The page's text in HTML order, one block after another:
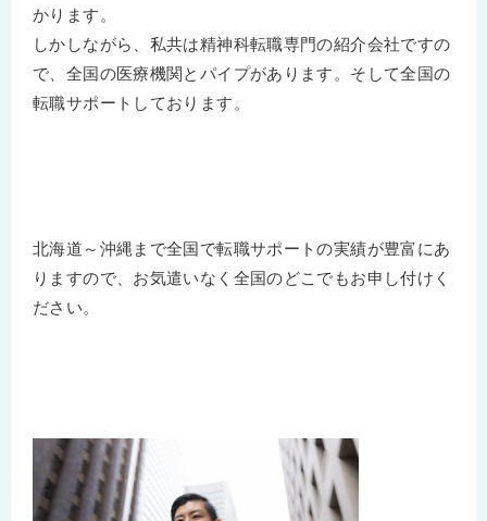
かります。
しかしながら、私共は精神科転職専門の紹介会社ですの
で、全国の医療機関とパイプがあります。そして全国の
転職サポートしております。
北海道～沖縄まで全国で転職サポートの実績が豊富にあ
りますので、お気遣いなく全国のどこでもお申し付けく
ださい。